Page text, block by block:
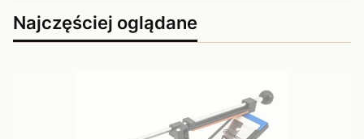
Najczęściej oglądane